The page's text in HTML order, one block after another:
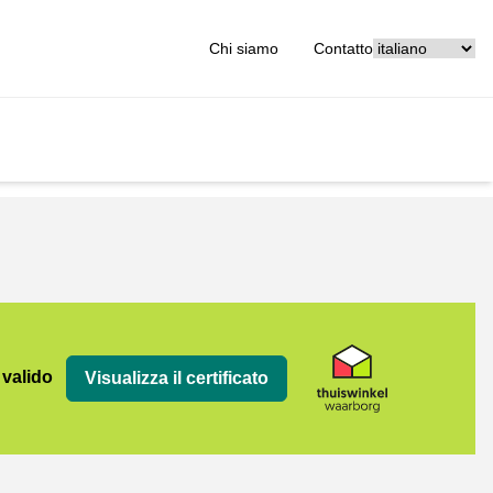
Chi siamo Contatto
Visualizza il certificato